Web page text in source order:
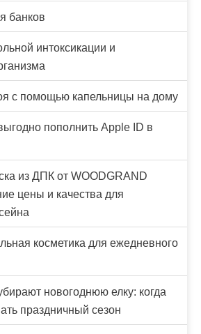
банков
интоксикации и
с помощью капельницы на дому
пополнить Apple ID в
из ДПК от WOODGRAND
цены и качества для
косметика для ежедневного
новогоднюю елку: когда
праздничный сезон